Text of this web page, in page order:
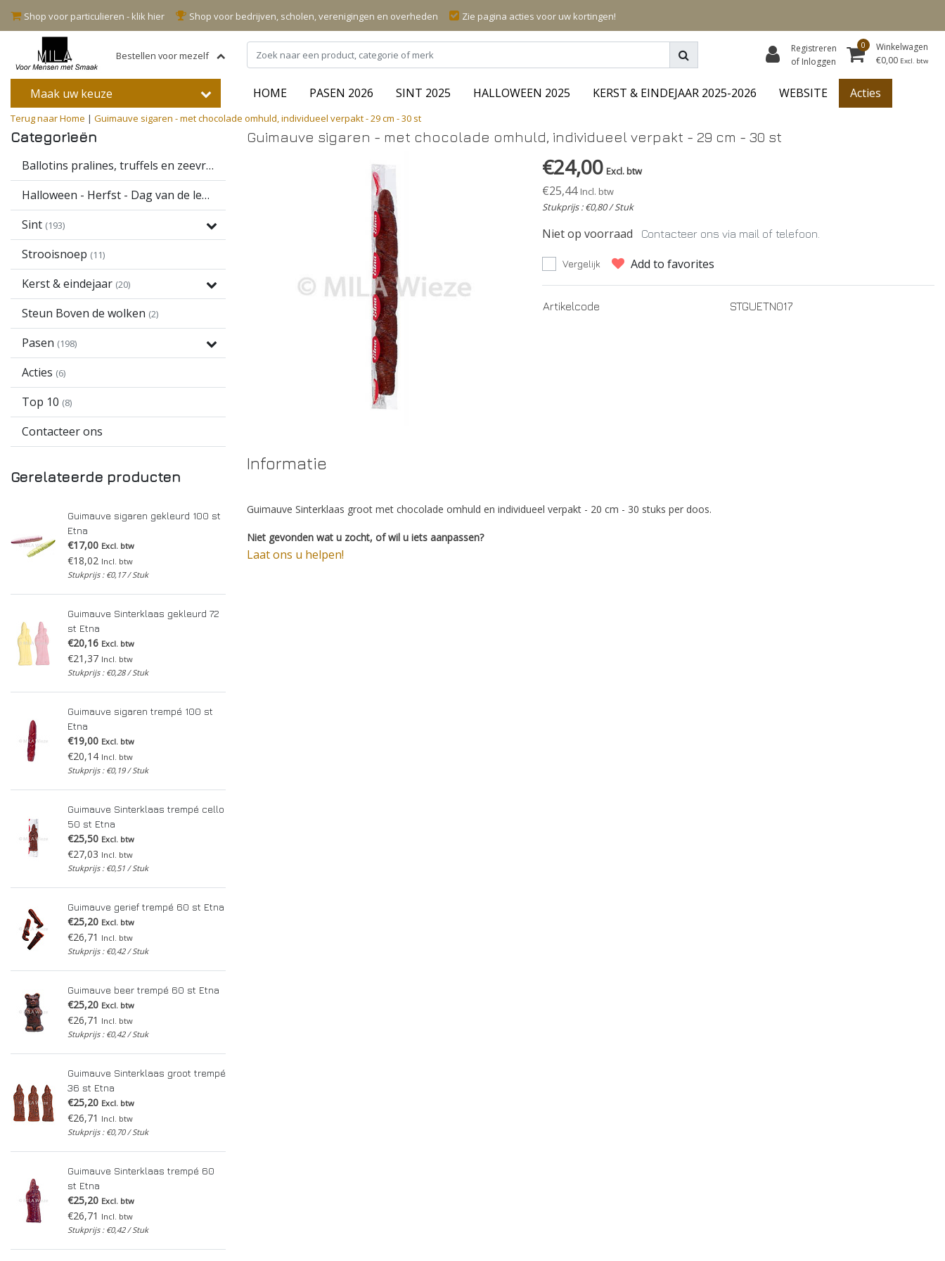
Shop voor particulieren - klik hier Shop voor bedrijven, scholen, verenigingen en overheden Zie pagina acties voor uw kortingen!
Bestellen voor mezelf
Registreren
of Inloggen
0
Winkelwagen
€0,00 Excl. btw
Maak uw keuze HOME PASEN 2026 SINT 2025 HALLOWEEN 2025 KERST & EINDEJAAR 2025-2026 WEBSITE Acties
Terug naar Home | Guimauve sigaren - met chocolade omhuld, individueel verpakt - 29 cm - 30 st
Categorieën
Ballotins pralines, truffels en zeevruchten
Halloween - Herfst - Dag van de leerkracht
Sint (193)
Strooisnoep (11)
Kerst & eindejaar (20)
Steun Boven de wolken (2)
Pasen (198)
Acties (6)
Top 10 (8)
Contacteer ons
Gerelateerde producten
Guimauve sigaren gekleurd 100 st
Etna
€17,00 Excl. btw
€18,02 Incl. btw
Stukprijs : €0,17 / Stuk
Guimauve Sinterklaas gekleurd 72
st Etna
€20,16 Excl. btw
€21,37 Incl. btw
Stukprijs : €0,28 / Stuk
Guimauve sigaren trempé 100 st
Etna
€19,00 Excl. btw
€20,14 Incl. btw
Stukprijs : €0,19 / Stuk
Guimauve Sinterklaas trempé cello
50 st Etna
€25,50 Excl. btw
€27,03 Incl. btw
Stukprijs : €0,51 / Stuk
Guimauve gerief trempé 60 st Etna
€25,20 Excl. btw
€26,71 Incl. btw
Stukprijs : €0,42 / Stuk
Guimauve beer trempé 60 st Etna
€25,20 Excl. btw
€26,71 Incl. btw
Stukprijs : €0,42 / Stuk
Guimauve Sinterklaas groot trempé
36 st Etna
€25,20 Excl. btw
€26,71 Incl. btw
Stukprijs : €0,70 / Stuk
Guimauve Sinterklaas trempé 60
st Etna
€25,20 Excl. btw
€26,71 Incl. btw
Stukprijs : €0,42 / Stuk
Guimauve sigaren - met chocolade omhuld, individueel verpakt - 29 cm - 30 st
€24,00 Excl. btw
€25,44 Incl. btw
Stukprijs : €0,80 / Stuk
Niet op voorraad Contacteer ons via mail of telefoon.
Vergelijk Add to favorites
Artikelcode STGUETN017
Informatie
Guimauve Sinterklaas groot met chocolade omhuld en individueel verpakt - 20 cm - 30 stuks per doos.
Niet gevonden wat u zocht, of wil u iets aanpassen?
Laat ons u helpen!